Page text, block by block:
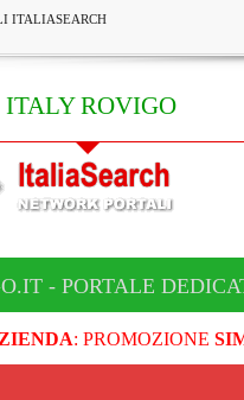
ITALIASEARCH
ITALY ROVIGO
- PORTALE
: PROMOZIONE